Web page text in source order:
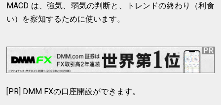
MACD は、強気、弱気の判断と、トレンドの終わり（利食
い）を察知するために使います。
[PR] DMM FXの口座開設ができます。